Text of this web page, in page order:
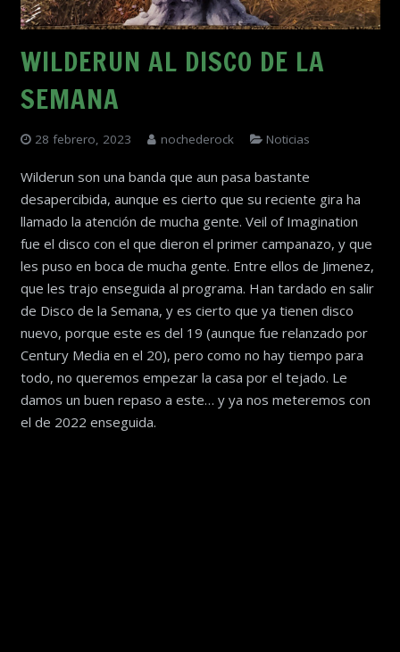
WILDERUN AL DISCO DE LA
SEMANA
28 febrero, 2023 nochederock Noticias
Wilderun son una banda que aun pasa bastante
desapercibida, aunque es cierto que su reciente gira ha
llamado la atención de mucha gente. Veil of Imagination
fue el disco con el que dieron el primer campanazo, y que
les puso en boca de mucha gente. Entre ellos de Jimenez,
que les trajo enseguida al programa. Han tardado en salir
de Disco de la Semana, y es cierto que ya tienen disco
nuevo, porque este es del 19 (aunque fue relanzado por
Century Media en el 20), pero como no hay tiempo para
todo, no queremos empezar la casa por el tejado. Le
damos un buen repaso a este… y ya nos meteremos con
el de 2022 enseguida.